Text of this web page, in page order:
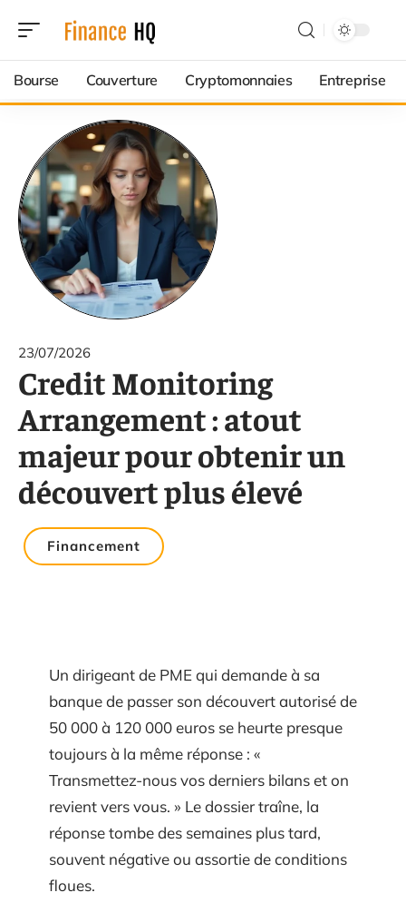
Bourse Couverture Cryptomonnaies Entreprise
23/07/2026
Credit Monitoring
Arrangement : atout
majeur pour obtenir un
découvert plus élevé
Financement
Un dirigeant de PME qui demande à sa
banque de passer son découvert autorisé de
50 000 à 120 000 euros se heurte presque
toujours à la même réponse : «
Transmettez-nous vos derniers bilans et on
revient vers vous. » Le dossier traîne, la
réponse tombe des semaines plus tard,
souvent négative ou assortie de conditions
floues.